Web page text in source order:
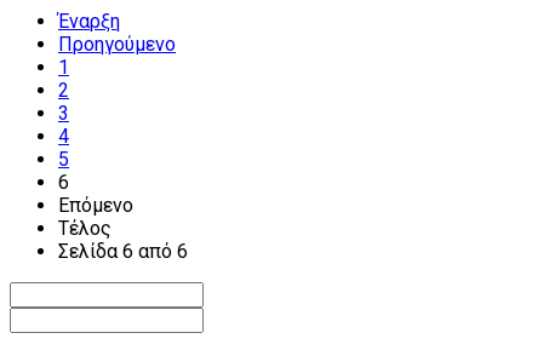
Έναρξη
Προηγούμενο
1
2
3
4
5
6
Επόμενο
Τέλος
Σελίδα 6 από 6